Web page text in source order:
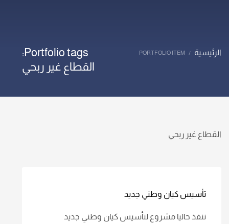
الرئيسية PORTFOLIO ITEM
Portfolio tags:
القطاع غير ربحي
القطاع غير ربحي
تأسيس كيان وطني جديد
ننفذ حاليا مشروع لتأسيس كيان وطني جديد